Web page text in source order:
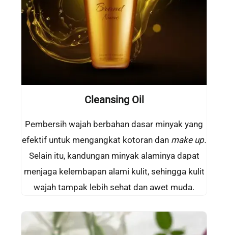
Cleansing Oil
Pembersih wajah berbahan dasar minyak yang
efektif untuk mengangkat kotoran dan make up.
Selain itu, kandungan minyak alaminya dapat
menjaga kelembapan alami kulit, sehingga kulit
wajah tampak lebih sehat dan awet muda.